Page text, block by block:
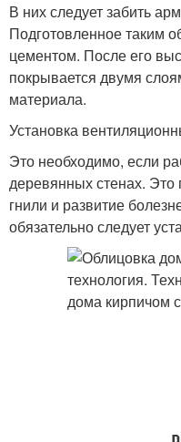
В них следует забить
Подготовленное таким
цементом. После его
покрывается двумя
материала.
Установка
Это необходимо, если
деревянных стенах. Это
гнили и развитие
обязательно следует